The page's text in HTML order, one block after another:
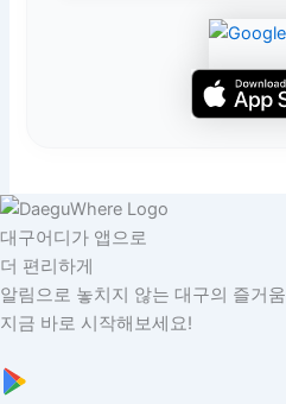
대구어디가 앱으로
더 편리하게
알림으로 놓치지 않는 대구의 즐거움
지금 바로 시작해보세요!